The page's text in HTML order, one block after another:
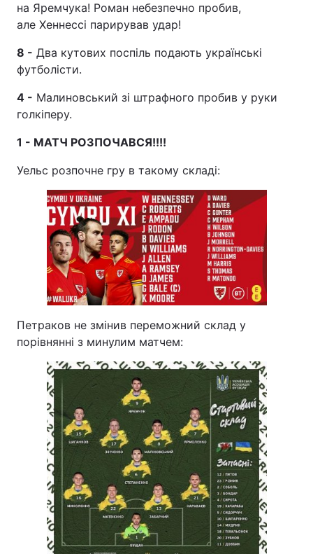
на Яремчука! Роман небезпечно пробив,
але Хеннессі парирував удар!
8 - Два кутових поспіль подають українські
футболісти.
4 - Малиновський зі штрафного пробив у руки
голкіперу.
1 - МАТЧ РОЗПОЧАВСЯ!!!!
Уельс розпочне гру в такому складі:
Петраков не змінив переможний склад у
порівнянні з минулим матчем: